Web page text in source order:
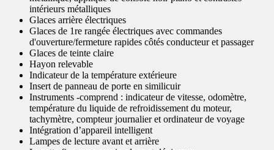
intérieurs métalliques
Glaces arrière électriques
Glaces de 1re rangée électriques avec commandes
d'ouverture/fermeture rapides côtés conducteur et passager
Glaces de teinte claire
Hayon relevable
Indicateur de la température extérieure
Insert de panneau de porte en similicuir
Instruments -comprend : indicateur de vitesse, odomètre,
température du liquide de refroidissement du moteur,
tachymètre, compteur journalier et ordinateur de voyage
Intégration d’appareil intelligent
Lampes de lecture avant et arrière